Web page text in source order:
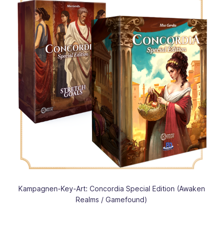
Kampagnen-Key-Art: Concordia Special Edition (Awaken
Realms / Gamefound)